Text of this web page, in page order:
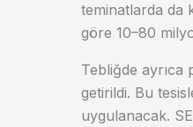
teminatlarda da
göre 10–80
Tebliğde ayrıca
getirildi. Bu
uygulanacak.